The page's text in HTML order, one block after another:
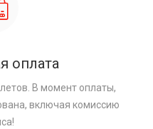
оплата
В момент оплаты,
включая комиссию